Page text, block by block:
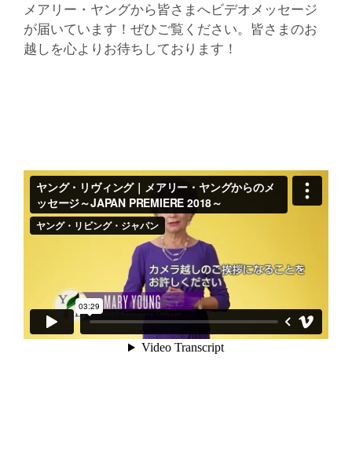
メアリー・ヤングから皆さまへビデオメッセージ
が届いています！ぜひご覧ください。皆さまのお
越しを心よりお待ちしております！